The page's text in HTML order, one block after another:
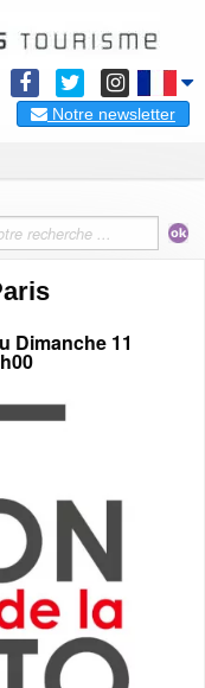
Notre newsletter
Dimanche 11